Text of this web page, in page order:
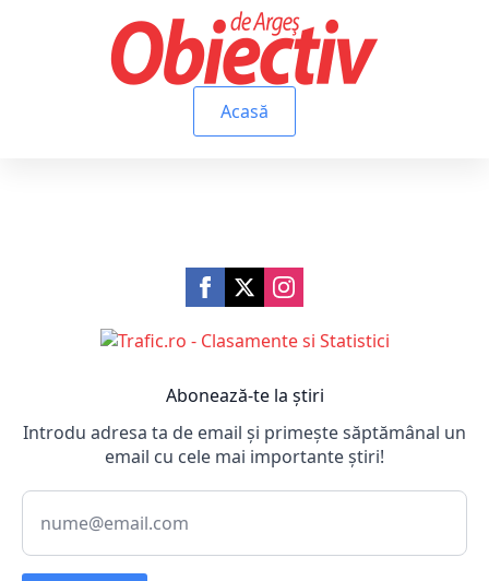
Acasă
Abonează-te la știri
Introdu adresa ta de email și primește săptămânal un
email cu cele mai importante știri!